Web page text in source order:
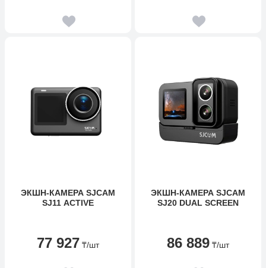
ЭКШН-КАМЕРА SJCAM
SJ11 ACTIVE
77 927 ₸/шт
ЭКШН-КАМЕРА SJCAM
SJ20 DUAL SCREEN
86 889 ₸/шт